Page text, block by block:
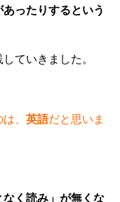
ったりするという
ていきました。
、 英語だと思いま
く読み」が無くな